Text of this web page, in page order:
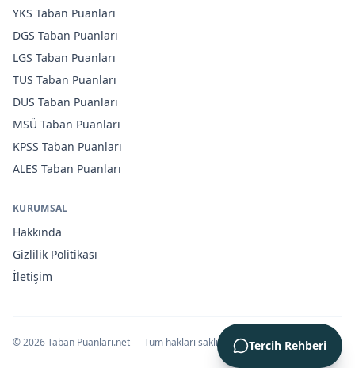
YKS Taban Puanları
DGS Taban Puanları
LGS Taban Puanları
TUS Taban Puanları
DUS Taban Puanları
MSÜ Taban Puanları
KPSS Taban Puanları
ALES Taban Puanları
KURUMSAL
Hakkında
Gizlilik Politikası
İletişim
©2026Taban Puanları.net — Tüm hakları saklıdır. Tercih Rehberi